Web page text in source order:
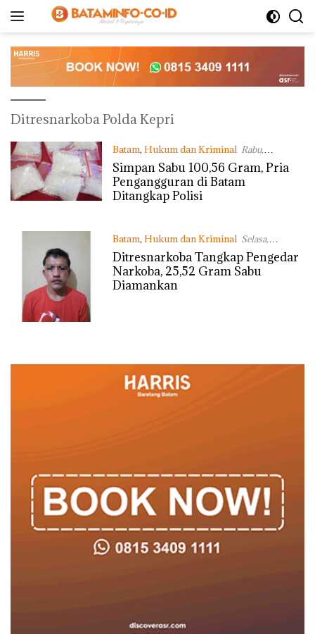
Ditresnarkoba Polda Kepri
Batam, Hukum dan Kriminal Rabu,
13/05/2020 - 11:31 WIB
Simpan Sabu 100,56 Gram, Pria
Pengangguran di Batam
Ditangkap Polisi
Batam, Hukum dan Kriminal Selasa,
12/05/2020 - 19:17 WIB
Ditresnarkoba Tangkap Pengedar
Narkoba, 25,52 Gram Sabu
Diamankan